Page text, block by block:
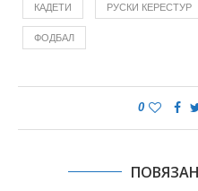
КАДЕТИ РУСКИ КЕРЕСТУР
ФОДБАЛ
0